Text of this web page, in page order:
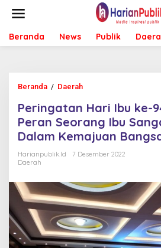
t
Beranda News Publik
Beranda / Daerah
i
n
g
n
H
a
r
i
I
b
Peringatan Hari Ibu ke-
Peran Seorang Ibu
Dalam Kemajuan
Harianpublik.id
7 Desember 2022
Daerah